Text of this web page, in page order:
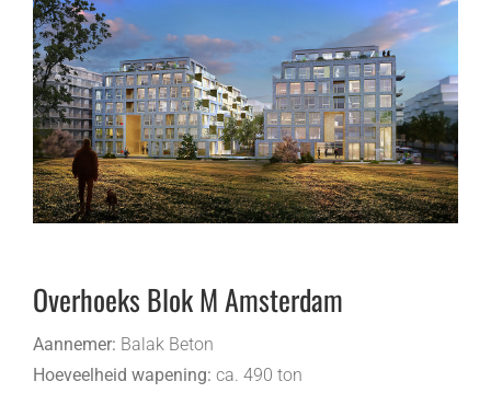
Overhoeks Blok M Amsterdam
Aannemer: Balak Beton
Hoeveelheid wapening: ca. 490 ton